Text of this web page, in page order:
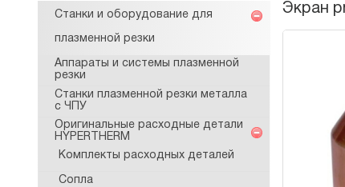
Станки и оборудование для
плазменной резки
Аппараты и системы плазменной
резки
Станки плазменной резки металла
с ЧПУ
Оригинальные расходные детали
HYPERTHERM
Комплекты расходных деталей
Сопла
Экран